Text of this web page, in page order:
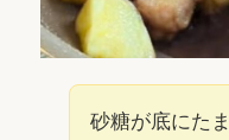
砂糖が底にた